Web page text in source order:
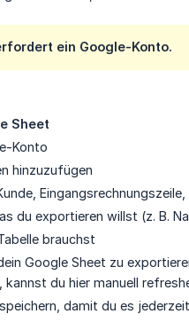
ein Google-Konto.
Sheet
Konto
hinzuzufügen
du exportieren willst (z. B.
brauchst
Google Sheet zu
du hier manuell
damit du es